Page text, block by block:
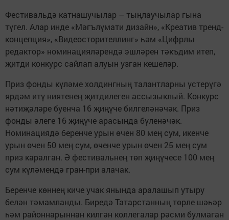
Фестивальдә катнашучылар – тыңлаучылар гына
түгел. Алар инде «Мәгълүмати дизайн», «Креатив тренд-
концепция», «Видеосторителлинг» һәм «Цифрлы
редактор» номинацияләрендә эшләрен тәкъдим итеп,
җитди конкурс сайлап алуын узган кешеләр.
Приз фонды күләме холдингның талантларны үстерүгә
ярдәм итү ниятенең җитдилеген ассызыклый. Конкурс
нәтиҗәләре буенча 16 җиңүче билгеләнәчәк. Приз
фонды әлеге 16 җиңүче арасында бүленәчәк.
Номинациядә беренче урын өчен 80 мең сум, икенче
урын өчен 50 мең сум, өченче урын өчен 25 мең сум
приз каралган. Ә фестивальнең төп җиңүчесе 100 мең
сум күләмендә гран-при алачак.
Беренче көннең киче учак янында аралашып утыру
белән тәмамланды. Биредә Татарстанның төрле шәһәр
һәм районнарыннан килгән коллегалар рәсми булмаган